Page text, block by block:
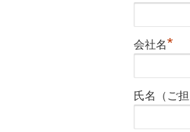
会社名*
氏名（ご担